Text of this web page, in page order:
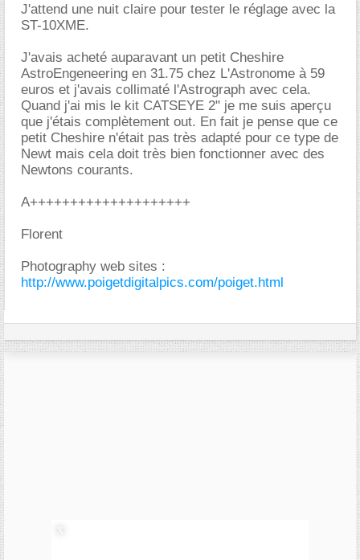
J'attend une nuit claire pour tester le réglage avec la
ST-10XME.
J'avais acheté auparavant un petit Cheshire
AstroEngeneering en 31.75 chez L'Astronome à 59
euros et j'avais collimaté l'Astrograph avec cela.
Quand j'ai mis le kit CATSEYE 2" je me suis aperçu
que j'étais complètement out. En fait je pense que ce
petit Cheshire n'était pas très adapté pour ce type de
Newt mais cela doit très bien fonctionner avec des
Newtons courants.
A++++++++++++++++++++
Florent
Photography web sites :
http://www.poigetdigitalpics.com/poiget.html